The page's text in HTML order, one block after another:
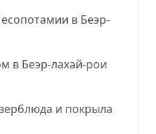
в Беэр-
в Беэр-лахай-рои
и покрыла